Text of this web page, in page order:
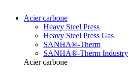
Acier carbone
Heavy Steel Press
Heavy Steel Press Gas
SANHA®-Therm
SANHA®-Therm Industry
Acier carbone